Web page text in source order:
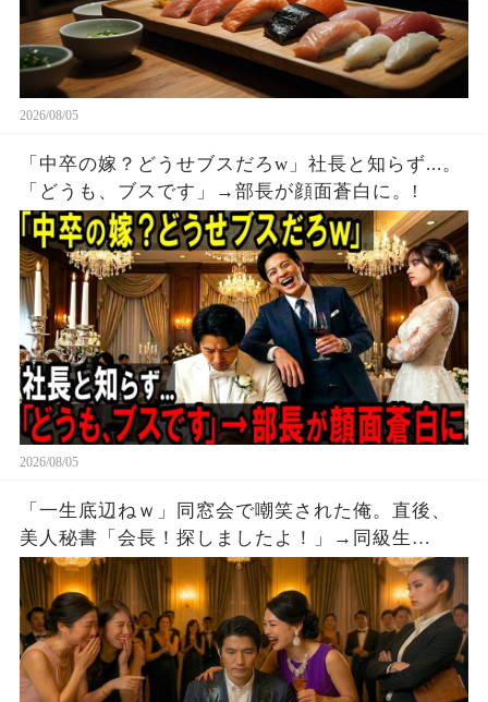
2026/08/05
「中卒の嫁？どうせブスだろw」社長と知らず...。
「どうも、ブスです」→部長が顔面蒼白に。!
2026/08/05
「一生底辺ねｗ」同窓会で嘲笑された俺。直後、
美人秘書「会長！探しましたよ！」→同級生
「え？」。